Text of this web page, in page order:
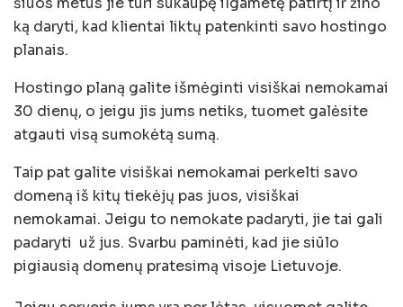
ką daryti, kad klientai liktų patenkinti savo hostingo
planais.
Hostingo planą galite išmėginti visiškai nemokamai
30 dienų, o jeigu jis jums netiks, tuomet galėsite
atgauti visą sumokėtą sumą.
Taip pat galite visiškai nemokamai perkelti savo
domeną iš kitų tiekėjų pas juos, visiškai
nemokamai. Jeigu to nemokate padaryti, jie tai gali
padaryti už jus. Svarbu paminėti, kad jie siūlo
pigiausią domenų pratesimą visoje Lietuvoje.